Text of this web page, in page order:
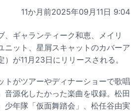
11か月前2025年09月11日 9:04
、ギャランティーク和恵、メイリ
ニット、星屑スキャットのカバーア
が11月23日にリリースされる。
トがツアーやディナーショーで歌唱
音源化したかった楽曲を収録。松田
少年隊「仮面舞踏会」、松任谷由実